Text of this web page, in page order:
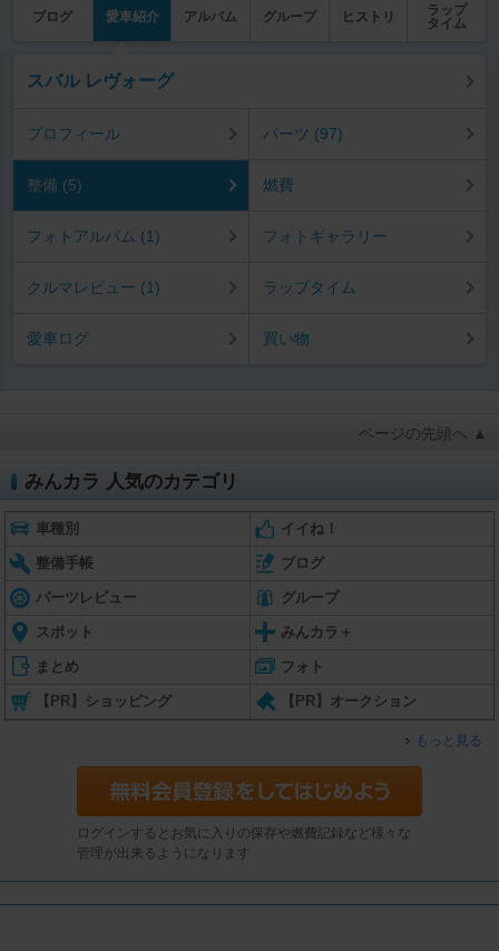
ブログ 愛車紹介 アルバム グループ ヒストリ
ラップ
タイム
スバル レヴォーグ
プロフィール パーツ (97)
整備 (5) 燃費
フォトアルバム (1) フォトギャラリー
クルマレビュー (1) ラップタイム
愛車ログ 買い物
ページの先頭へ ▲
みんカラ 人気のカテゴリ
車種別 イイね！
整備手帳 ブログ
パーツレビュー グループ
スポット みんカラ＋
まとめ フォト
【PR】ショッピング 【PR】オークション
もっと見る
ログインするとお気に入りの保存や燃費記録など様々な
管理が出来るようになります